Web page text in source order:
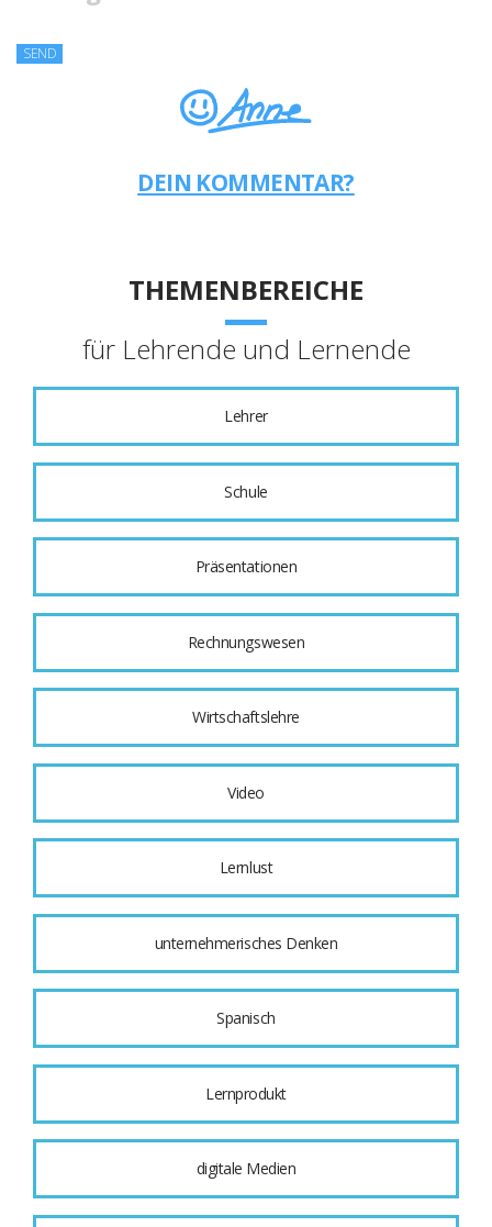
DEIN KOMMENTAR?
THEMENBEREICHE
für Lehrende und Lernende
Lehrer
Schule
Präsentationen
Rechnungswesen
Wirtschaftslehre
Video
Lernlust
unternehmerisches Denken
Spanisch
Lernprodukt
digitale Medien